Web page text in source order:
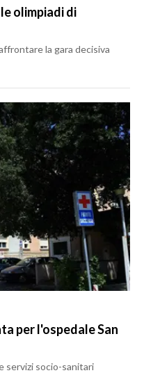
olimpiadi di
la gara decisiva
per l'ospedale San
servizi socio-sanitari